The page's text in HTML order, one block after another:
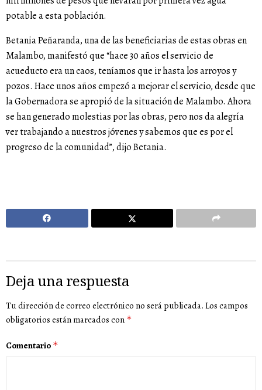
potable a esta población.
Betania Peñaranda, una de las beneficiarias de estas obras en
Malambo, manifestó que “hace 30 años el servicio de
acueducto era un caos, teníamos que ir hasta los arroyos y
pozos. Hace unos años empezó a mejorar el servicio, desde que
la Gobernadora se apropió de la situación de Malambo. Ahora
se han generado molestias por las obras, pero nos da alegría
ver trabajando a nuestros jóvenes y sabemos que es por el
progreso de la comunidad”, dijo Betania.
Deja una respuesta
Tu dirección de correo electrónico no será publicada. Los campos
obligatorios están marcados con *
Comentario *